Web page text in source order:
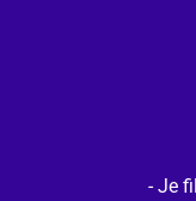
Je